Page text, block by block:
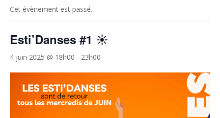
Cet évènement est passé.
Esti’Danses #1 ☀️
4 juin 2025 @ 18h00 - 23h00